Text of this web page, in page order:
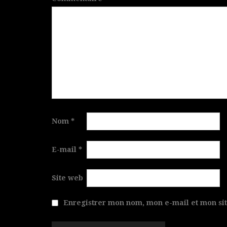
Nom *
E-mail *
Site web
Enregistrer mon nom, mon e-mail et mon